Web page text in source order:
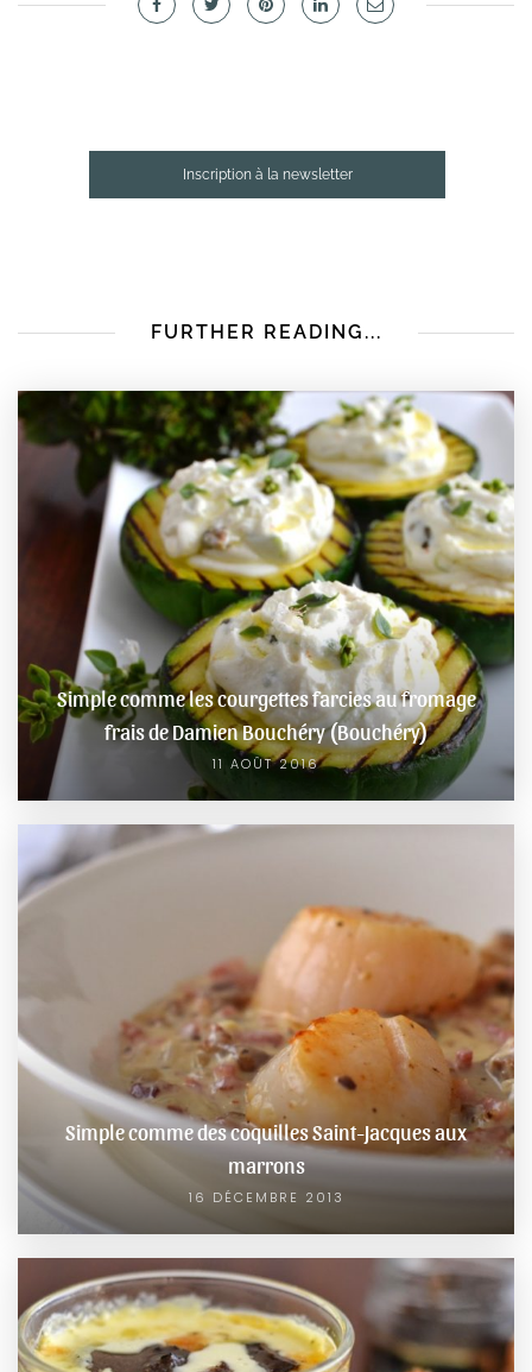
Inscription à la newsletter
FURTHER READING...
Simple comme les courgettes farcies au fromage
frais de Damien Bouchéry (Bouchéry)
11 AOÛT 2016
Simple comme des coquilles Saint-Jacques aux
marrons
16 DÉCEMBRE 2013